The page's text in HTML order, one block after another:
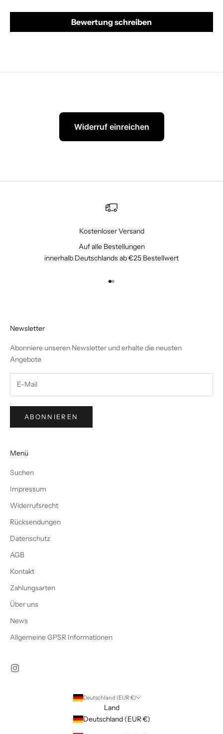
Bewertung schreiben
Widerruf einreichen
Kostenloser Versand
Auf alle Bestellungen
innerhalb Deutschlands ab €25 Bestellwert
Gehe zu Element 1
Gehe zu Element 2
Newsletter
Abonniere unseren Newsletter und erhalte die neusten
Angebote
ABONNIEREN
Menü
Suchen
Impressum
Widerrufsrecht
Rücksendungen
Datenschutz
AGB
Kontakt
Zahlungsarten
Über uns
News
Allgemeine GPSR Informationen
Deutschland (EUR €)
Land
Deutschland (EUR €)